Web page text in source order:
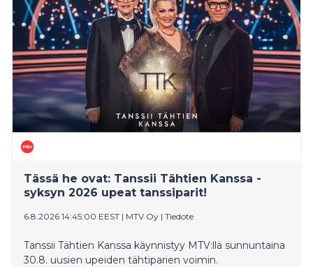
Tässä he ovat: Tanssii Tähtien Kanssa -
syksyn 2026 upeat tanssiparit!
6.8.2026 14:45:00 EEST | MTV Oy | Tiedote
Tanssii Tähtien Kanssa käynnistyy MTV:llä sunnuntaina
30.8. uusien upeiden tähtiparien voimin.